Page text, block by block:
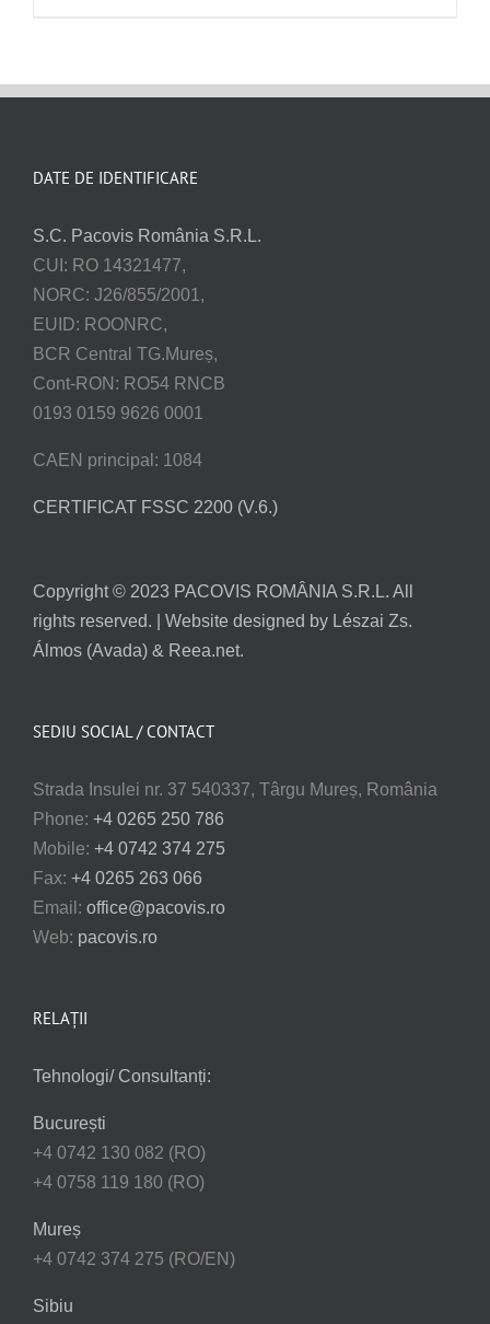
DATE DE IDENTIFICARE
S.C. Pacovis România S.R.L.
CUI: RO 14321477,
NORC: J26/855/2001,
EUID: ROONRC,
BCR Central TG.Mureș,
Cont-RON: RO54 RNCB
0193 0159 9626 0001
CAEN principal: 1084
CERTIFICAT FSSC 2200 (V.6.)
Copyright © 2023 PACOVIS ROMÂNIA S.R.L. All
rights reserved. | Website designed by Lészai Zs.
Álmos (Avada) & Reea.net.
SEDIU SOCIAL / CONTACT
Strada Insulei nr. 37 540337, Târgu Mureș, România
Phone: +4 0265 250 786
Mobile: +4 0742 374 275
Fax: +4 0265 263 066
Email: office@pacovis.ro
Web: pacovis.ro
RELAȚII
Tehnologi/ Consultanți:
București
+4 0742 130 082 (RO)
+4 0758 119 180 (RO)
Mureș
+4 0742 374 275 (RO/EN)
Sibiu